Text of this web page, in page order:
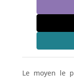
Le moyen le